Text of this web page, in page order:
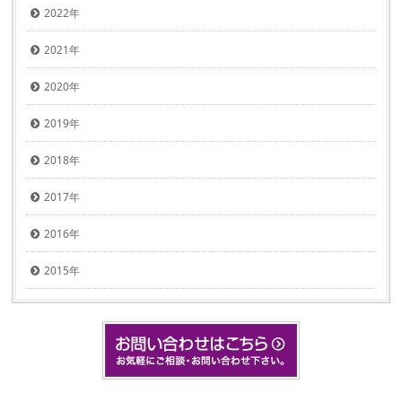
2022年
2021年
2020年
2019年
2018年
2017年
2016年
2015年